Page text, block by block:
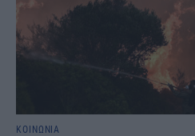
ΚΟΙΝΩΝΙΑ